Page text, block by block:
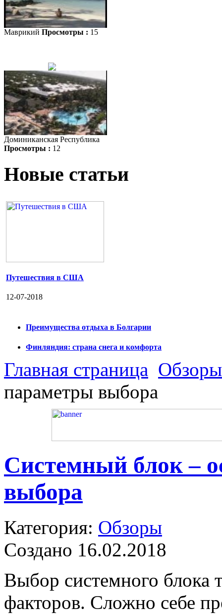
Маврикий Просмотры : 15
Доминиканская Республика
Просмотры : 12
Новые статьи
Путешествия в США
12-07-2018
Преимущества отдыха в Болгарии
Финляндия: страна снега и комфорта
Главная страница Обзоры
параметры выбора
Системный блок –
выбора
Категория: Обзоры
Создано 16.02.2018
Выбор системного блока
факторов. Сложно себе